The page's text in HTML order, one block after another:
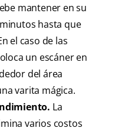
mantener en su
hasta que
el caso de las
un escáner en
del área
varita mágica.
La
varios costos